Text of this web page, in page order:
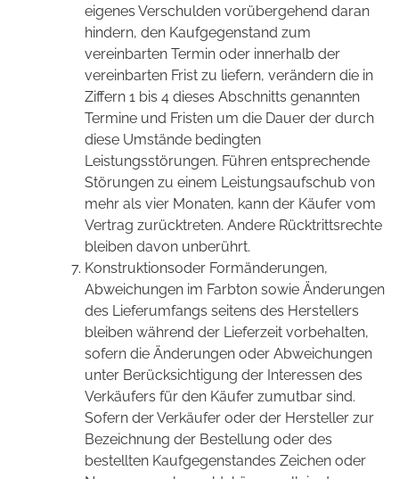
eigenes Verschulden vorübergehend daran
hindern, den Kaufgegenstand zum
vereinbarten Termin oder innerhalb der
vereinbarten Frist zu liefern, verändern die in
Ziffern 1 bis 4 dieses Abschnitts genannten
Termine und Fristen um die Dauer der durch
diese Umstände bedingten
Leistungsstörungen. Führen entsprechende
Störungen zu einem Leistungsaufschub von
mehr als vier Monaten, kann der Käufer vom
Vertrag zurücktreten. Andere Rücktrittsrechte
bleiben davon unberührt.
Konstruktionsoder Formänderungen,
Abweichungen im Farbton sowie Änderungen
des Lieferumfangs seitens des Herstellers
bleiben während der Lieferzeit vorbehalten,
sofern die Änderungen oder Abweichungen
unter Berücksichtigung der Interessen des
Verkäufers für den Käufer zumutbar sind.
Sofern der Verkäufer oder der Hersteller zur
Bezeichnung der Bestellung oder des
bestellten Kaufgegenstandes Zeichen oder